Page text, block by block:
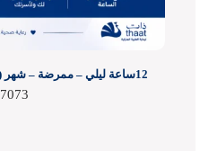
12ساعة ليلي – ممرضة – شهر (26 يوم) – من الجنسية الإفريقية
7073